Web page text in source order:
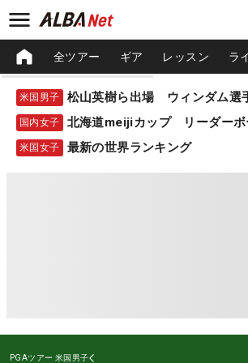
全ツアー ギア レッスン ラ
米国男子
国内女子 北海道meijiカップ リーダーボ
米国女子 最新の世界ランキング
PGAツアー 米国男子